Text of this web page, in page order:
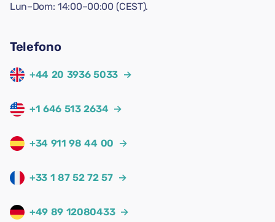
Lun–Dom: 14:00–00:00 (CEST).
Telefono
+44 20 3936 5033 →
+1 646 513 2634 →
+34 911 98 44 00 →
+33 1 87 52 72 57 →
+49 89 12080433 →